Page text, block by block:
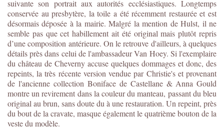
suivante son portrait aux autorités ecclésiastiques. Longtemps
conservée au presbytère, la toile a été récemment restaurée et est
désormais déposée à la mairie. Malgré la mention de Hulst, il ne
semble pas que cet habillement ait été original mais plutôt repris
d’une composition antérieure. On le retrouve d'ailleurs, à quelques
détails près dans celui de l'ambassadeur Van Hoey. Si l'exemplaire
du château de Cheverny accuse quelques dommages et donc, des
repeints, la très récente version vendue par Christie's et provenant
de l'ancienne collection Boniface de Castellane & Anna Gould
montre un revirement dans la couleur du manteau, passant du bleu
original au brun, sans doute du à une restauration. Un repeint, près
du bout de la cravate, masque également le quatrième bouton de la
veste du modèle.